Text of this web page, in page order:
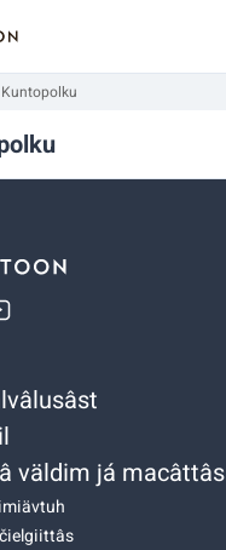
Kuntopolku
väldim já macâttâs